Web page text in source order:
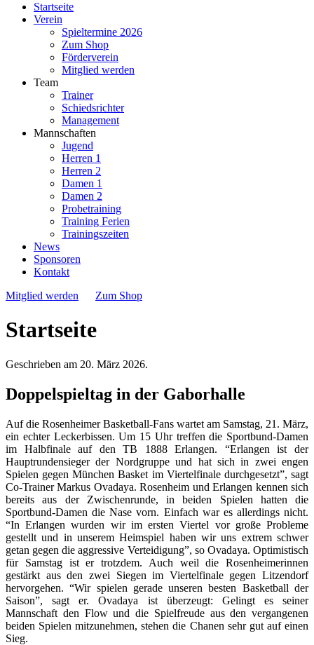
Startseite
Verein
Spieltermine 2026
Zum Shop
Förderverein
Mitglied werden
Team
Trainer
Schiedsrichter
Management
Mannschaften
Jugend
Herren 1
Herren 2
Damen 1
Damen 2
Probetraining
Training Ferien
Trainingszeiten
News
Sponsoren
Kontakt
Mitglied werden
Zum Shop
Startseite
Geschrieben am 20. März 2026.
Doppelspieltag in der Gaborhalle
Auf die Rosenheimer Basketball-Fans wartet am Samstag, 21. März,
ein echter Leckerbissen. Um 15 Uhr treffen die Sportbund-Damen
im Halbfinale auf den TB 1888 Erlangen. “Erlangen ist der
Hauptrundensieger der Nordgruppe und hat sich in zwei engen
Spielen gegen München Basket im Viertelfinale durchgesetzt”, sagt
Co-Trainer Markus Ovadaya. Rosenheim und Erlangen kennen sich
bereits aus der Zwischenrunde, in beiden Spielen hatten die
Sportbund-Damen die Nase vorn. Einfach war es allerdings nicht.
“In Erlangen wurden wir im ersten Viertel vor große Probleme
gestellt und in unserem Heimspiel haben wir uns extrem schwer
getan gegen die aggressive Verteidigung”, so Ovadaya. Optimistisch
für Samstag ist er trotzdem. Auch weil die Rosenheimerinnen
gestärkt aus den zwei Siegen im Viertelfinale gegen Litzendorf
hervorgehen. “Wir spielen gerade unseren besten Basketball der
Saison”, sagt er. Ovadaya ist überzeugt: Gelingt es seiner
Mannschaft den Flow und die Spielfreude aus den vergangenen
beiden Spielen mitzunehmen, stehen die Chanen sehr gut auf einen
Sieg.